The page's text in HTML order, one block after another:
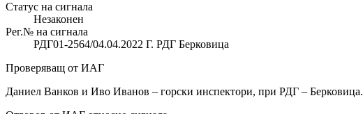
Статус на сигнала
Незаконен
Рег.№ на сигнала
РДГ01-2564/04.04.2022 Г. РДГ Берковица
Проверяващ от ИАГ
Даниел Ванков и Иво Иванов – горски инспектори, при РДГ – Берковица.